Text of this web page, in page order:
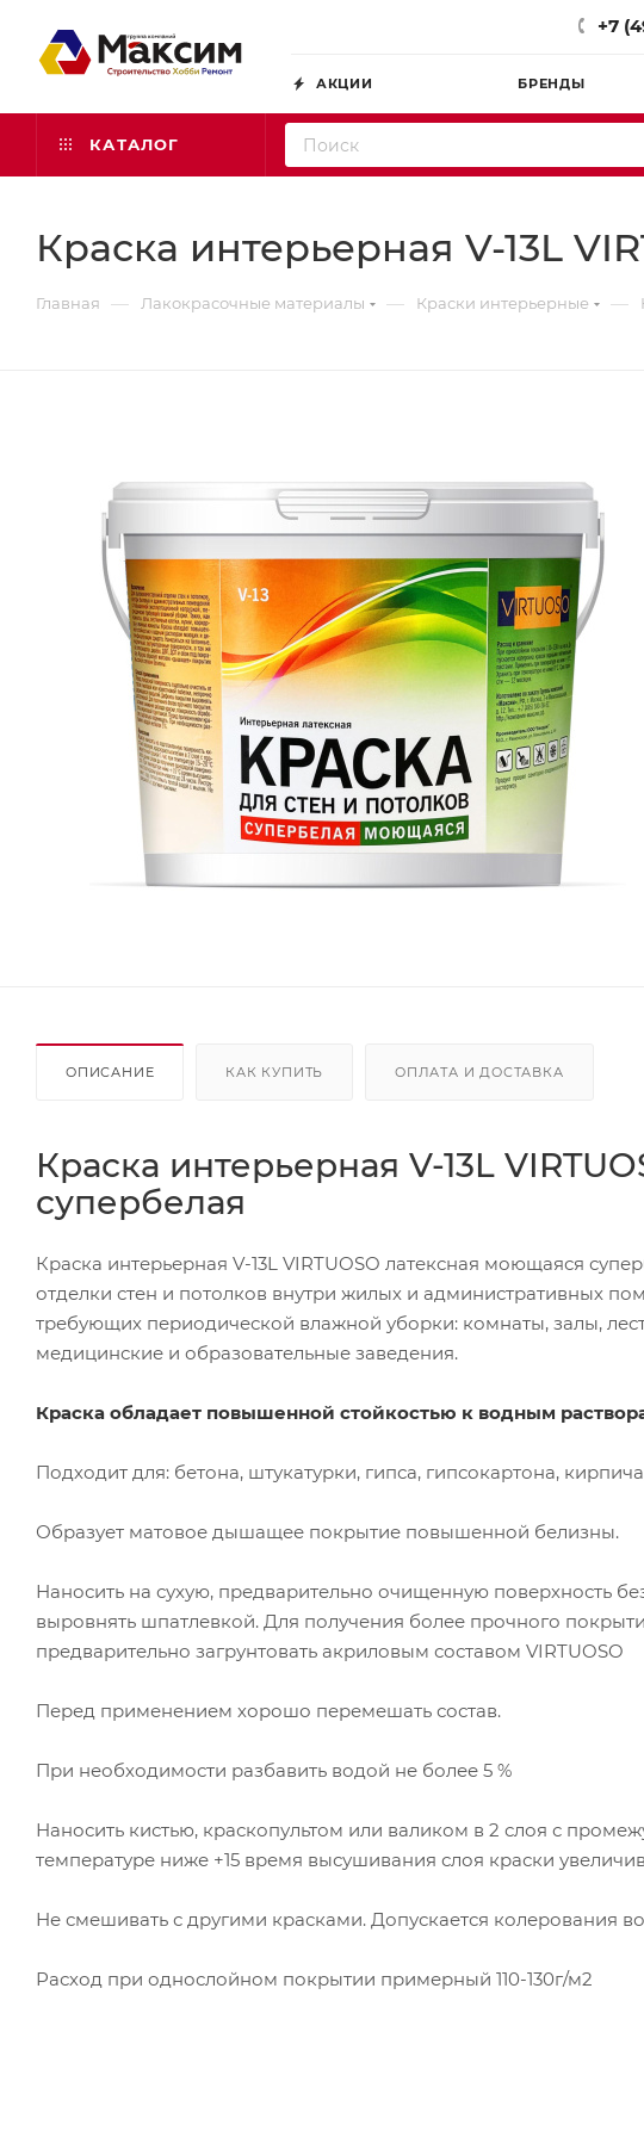
+7
АКЦИИ БРЕНДЫ
КАТАЛОГ
Краска интерьерная V-13L
Главная — Лакокрасочные материалы — Краски интерьерные —
ОПИСАНИЕ КАК КУПИТЬ ОПЛАТА И ДОСТАВКА
Краска интерьерная V-13L
супербелая
Краска интерьерная V-13L VIRTUOSO латексная моющаяся
отделки стен и потолков внутри жилых и административных
требующих периодической влажной уборки: комнаты, залы,
медицинские и образовательные заведения.
Краска обладает повышенной стойкостью к водным
Подходит для: бетона, штукатурки, гипса, гипсокартона,
Образует матовое дышащее покрытие повышенной белизны.
Наносить на сухую, предварительно очищенную поверхность
выровнять шпатлевкой. Для получения более прочного
предварительно загрунтовать акриловым составом VIRTUOSO
Перед применением хорошо перемешать состав.
При необходимости разбавить водой не более 5 %
Наносить кистью, краскопультом или валиком в 2 слоя с
температуре ниже +15 время высушивания слоя краски
Не смешивать с другими красками. Допускается колерования
Расход при однослойном покрытии примерный 110-130г/м2